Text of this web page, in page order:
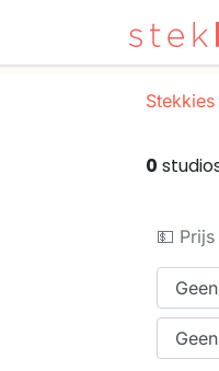
Stekkies
0
💵 Prijs